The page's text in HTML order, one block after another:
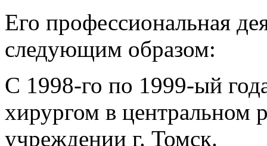
Его профессиональная
следующим образом:
С 1998-го по 1999-ый
хирургом в центральном
учреждении г. Томск.